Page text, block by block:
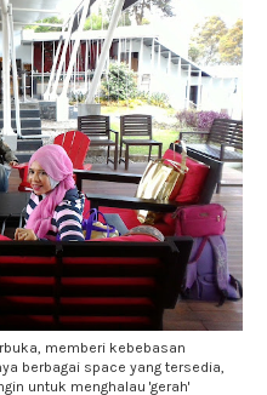
memberi kebebasan
berbagai space yang tersedia,
untuk menghalau 'gerah'